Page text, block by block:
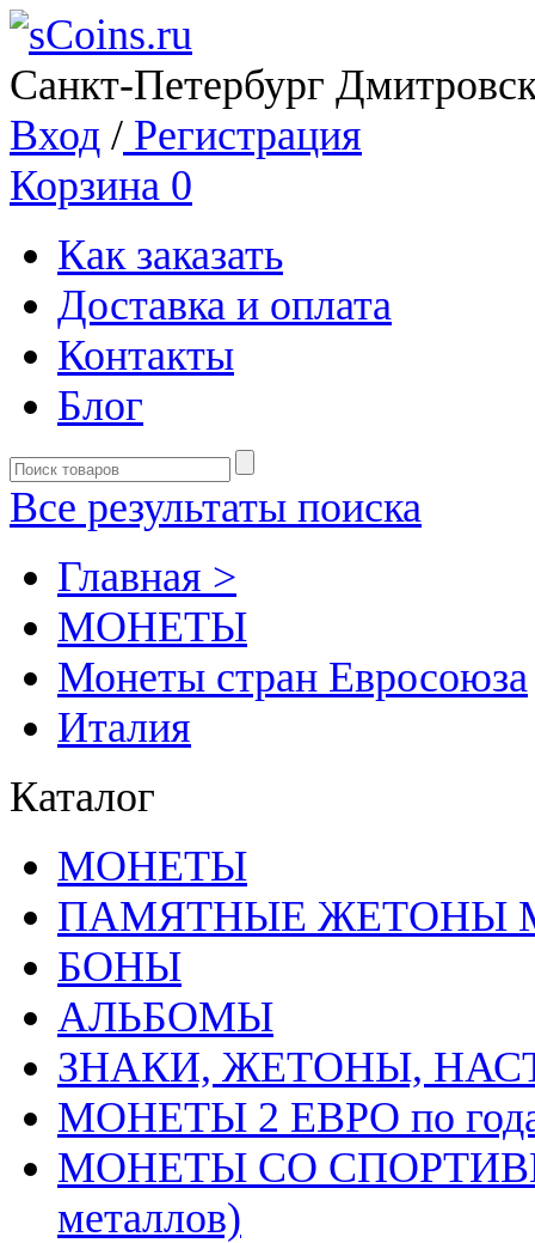
Санкт-Петербург
Вход / Регистрация
Корзина 0
Как заказать
Доставка и оплата
Контакты
Блог
Все результаты поиска
Главная >
MОНЕТЫ
Монеты стран Евросоюза
Италия
Каталог
MОНЕТЫ
ПАМЯТНЫЕ ЖЕТОНЫ
БОНЫ
АЛЬБОМЫ
ЗНАКИ, ЖЕТОНЫ,
МОНЕТЫ 2 ЕВРО по
МОНЕТЫ СО
металлов)